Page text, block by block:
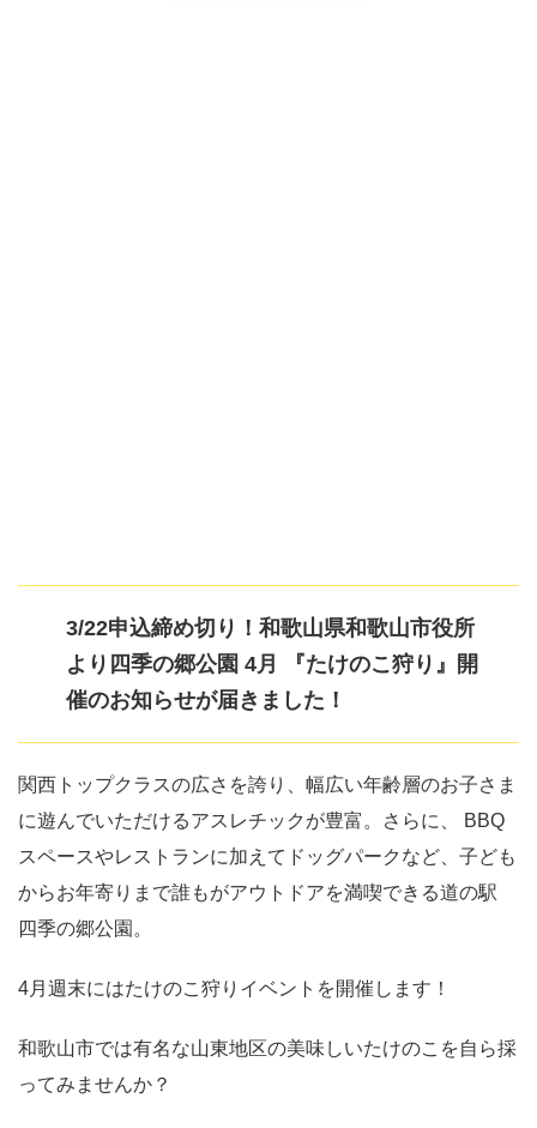
3/22申込締め切り！和歌山県和歌山市役所
より四季の郷公園 4月 『たけのこ狩り』開
催のお知らせが届きました！
関西トップクラスの広さを誇り、幅広い年齢層のお子さま
に遊んでいただけるアスレチックが豊富。さらに、 BBQ
スペースやレストランに加えてドッグパークなど、子ども
からお年寄りまで誰もがアウトドアを満喫できる道の駅
四季の郷公園。
4月週末にはたけのこ狩りイベントを開催します！
和歌山市では有名な山東地区の美味しいたけのこを自ら採
ってみませんか？